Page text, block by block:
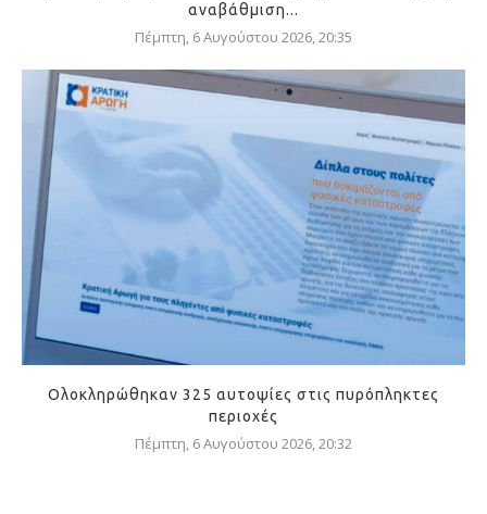
αναβάθμιση...
Πέμπτη, 6 Αυγούστου 2026, 20:35
Ολοκληρώθηκαν 325 αυτοψίες στις πυρόπληκτες
περιοχές
Πέμπτη, 6 Αυγούστου 2026, 20:32